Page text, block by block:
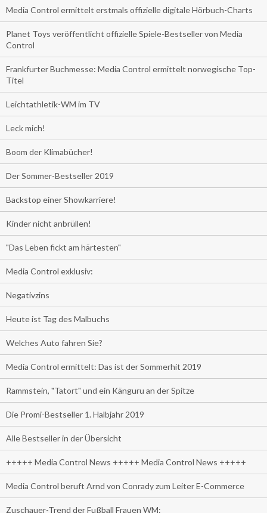
Media Control ermittelt erstmals offizielle digitale Hörbuch-Charts
Planet Toys veröffentlicht offizielle Spiele-Bestseller von Media
Control
Frankfurter Buchmesse: Media Control ermittelt norwegische Top-
Titel
Leichtathletik-WM im TV
Leck mich!
Boom der Klimabücher!
Der Sommer-Bestseller 2019
Backstop einer Showkarriere!
Kinder nicht anbrüllen!
"Das Leben fickt am härtesten"
Media Control exklusiv:
Negativzins
Heute ist Tag des Malbuchs
Welches Auto fahren Sie?
Media Control ermittelt: Das ist der Sommerhit 2019
Rammstein, "Tatort" und ein Känguru an der Spitze
Die Promi-Bestseller 1. Halbjahr 2019
Alle Bestseller in der Übersicht
+++++ Media Control News +++++ Media Control News +++++
Media Control beruft Arnd von Conrady zum Leiter E-Commerce
Zuschauer-Trend der Fußball Frauen WM: